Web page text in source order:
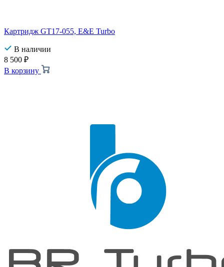
Картридж GT17-055, E&E Turbo
В наличии
8 500 ₽
В корзину